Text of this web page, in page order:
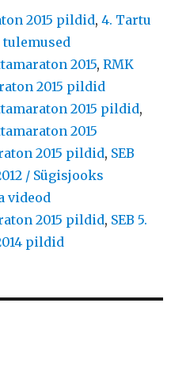
2015 pildid,4. Tartu
tulemused
2015,RMK
2015 pildid
2015 pildid,
2015
2015 pildid, SEB
/ Sügisjooks
videod
2015 pildid, SEB 5.
pildid